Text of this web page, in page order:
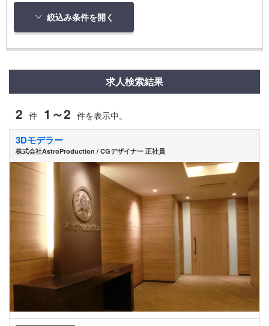
絞込み条件を開く
求人検索結果
2 件 1～2 件を表示中。
3Dモデラー
株式会社AstroProduction / CGデザイナー 正社員